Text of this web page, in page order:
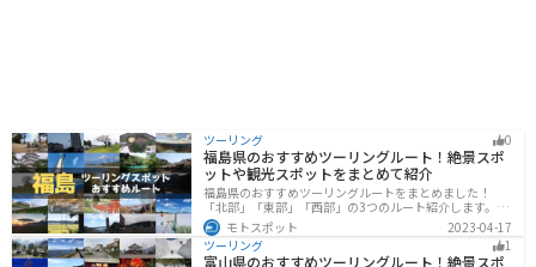
ツーリング 0
福島県のおすすめツーリングルート！絶景スポ
ットや観光スポットをまとめて紹介
福島県のおすすめツーリングルートをまとめました！
「北部」「東部」「西部」の3つのルート紹介します。内
陸部には山々が連なり、海岸線は太平洋に面してるので
観光スポットが多数あります。バイクで福島県にツーリ
ングに行く際は参考にしてください。
モトスポット
2023-04-17
ツーリング
1
富山県のおすすめツーリングルート！絶景スポ